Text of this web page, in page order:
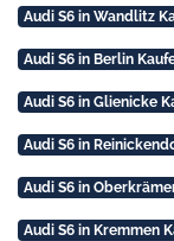
Audi S6 in Wandlitz
Audi S6 in Berlin
Audi S6 in Glienicke
Audi S6 in
Audi S6 in
Audi S6 in Kremmen